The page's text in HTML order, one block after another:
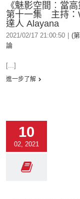
《魅影空間︰當
第十一集 主持：
達人 Alayana
2021/02/17 21:00:50 (
論
[...]
進一步了解
10
02, 2021